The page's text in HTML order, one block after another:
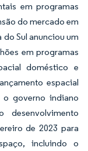
em programas
do mercado em
Sul anunciou um
em programas
doméstico e
espacial
governo indiano
de 2023 para
incluindo o